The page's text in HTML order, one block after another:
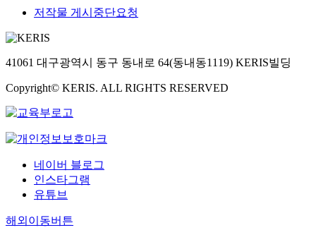
저작물 게시중단요청
41061 대구광역시 동구 동내로 64(동내동1119) KERIS빌딩
Copyright© KERIS. ALL RIGHTS RESERVED
네이버 블로그
인스타그램
유튜브
해외이동버튼